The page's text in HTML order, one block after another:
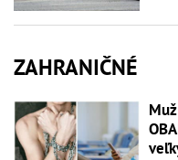
ZAHRANIČNÉ